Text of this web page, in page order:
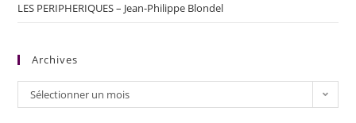
LES PERIPHERIQUES – Jean-Philippe Blondel
Archives
Sélectionner un mois